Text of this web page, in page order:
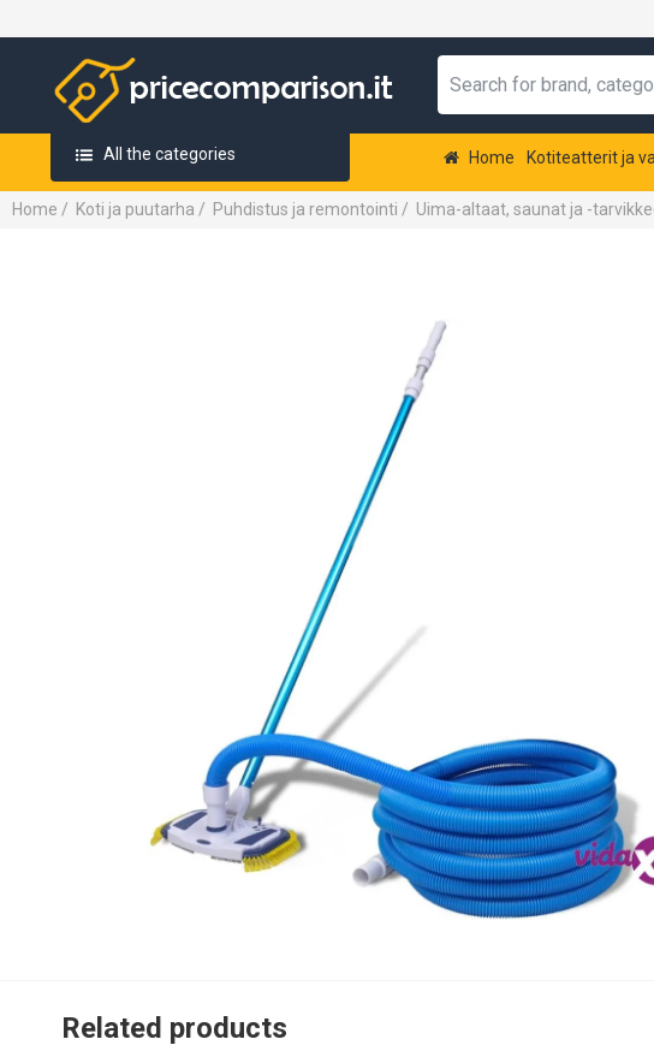
All the categories Home Kotiteatterit ja
Home / Koti ja puutarha / Puhdistus ja remontointi / Uima-altaat, saunat ja -
Related products